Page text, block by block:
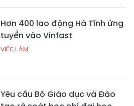
Hơn 400 lao động Hà Tĩnh ứng
tuyển vào Vinfast
VIỆC LÀM
Yêu cầu Bộ Giáo dục và Đào